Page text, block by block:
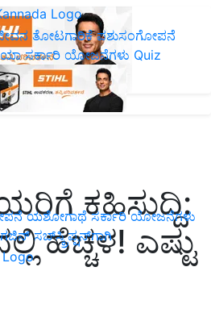
ತೋಟಗಾರಿಕೆಪಶುಸಂಗೋಪನೆ
ಸರ್ಕಾರಿ ಯೋಜನೆಗಳು Quiz
ಯಶೋಗಾಥೆ ಸರ್ಕಾರಿ ಯೋಜನೆಗಳು
ಸಬ್‌ಸ್ಕ್ರಿಪ್ಷನ್‌ಗಾಗಿ
ಕಹಿಸುದ್ದಿ:
ಹೆಚ್ಚಳ! ಎಷ್ಟು